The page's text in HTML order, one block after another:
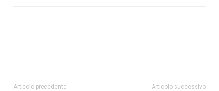
Articolo precedente Articolo successivo